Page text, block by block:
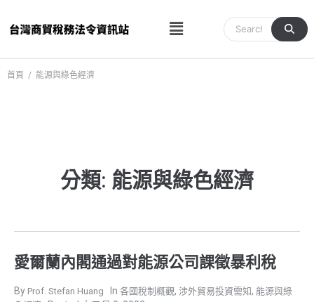
內
Menu
首頁 / 能源與綠色經濟
分類: 能源與綠色經濟
愛爾蘭內閣通過對能源公司課徵暴利稅
Prof. Stefan Huang 各國稅制概觀, 涉外貿易投資需知, 能源與綠